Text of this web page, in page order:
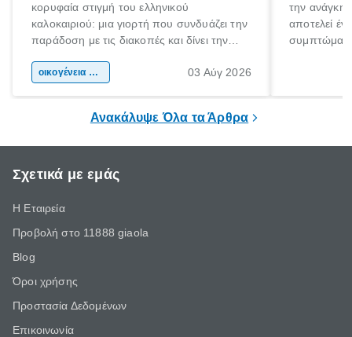
κορυφαία στιγμή του ελληνικού
καλοκαιριού: μια γιορτή που συνδυάζει την
παράδοση με τις διακοπές και δίνει την
χώρας. Είτε πρόκειται για λίγες μέρες
οικογένεια & παιδί 03 Αύγ 2026
την ανάγκη
αποτελεί
Ανακάλυψε Όλα τα Άρθρα
Σχετικά με εμάς
Η Εταιρεία
Προβολή στο 11888 giaola
Blog
Όροι χρήσης
Προστασία Δεδομένων
Επικοινωνία